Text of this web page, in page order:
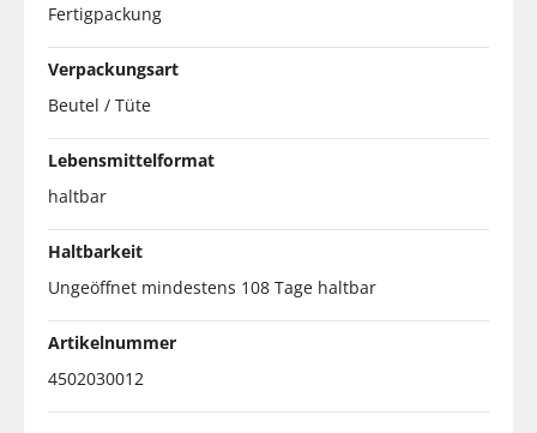
Fertigpackung
Verpackungsart
Beutel / Tüte
Lebensmittelformat
haltbar
Haltbarkeit
Ungeöffnet mindestens 108 Tage haltbar
Artikelnummer
4502030012